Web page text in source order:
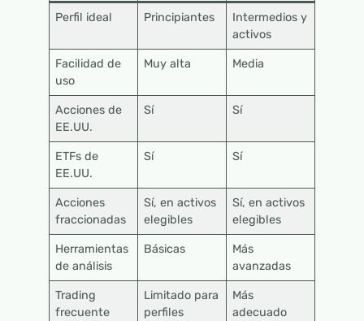
Perfil ideal Principiantes
Intermedios y
activos
Facilidad de
uso
Muy alta Media
Acciones de
EE.UU.
Sí Sí
ETFs de
EE.UU.
Sí Sí
Acciones
fraccionadas
Sí, en activos
elegibles
Sí, en activos
elegibles
Herramientas
de análisis
Básicas
Más
avanzadas
Trading
frecuente
Limitado para
perfiles
Más
adecuado